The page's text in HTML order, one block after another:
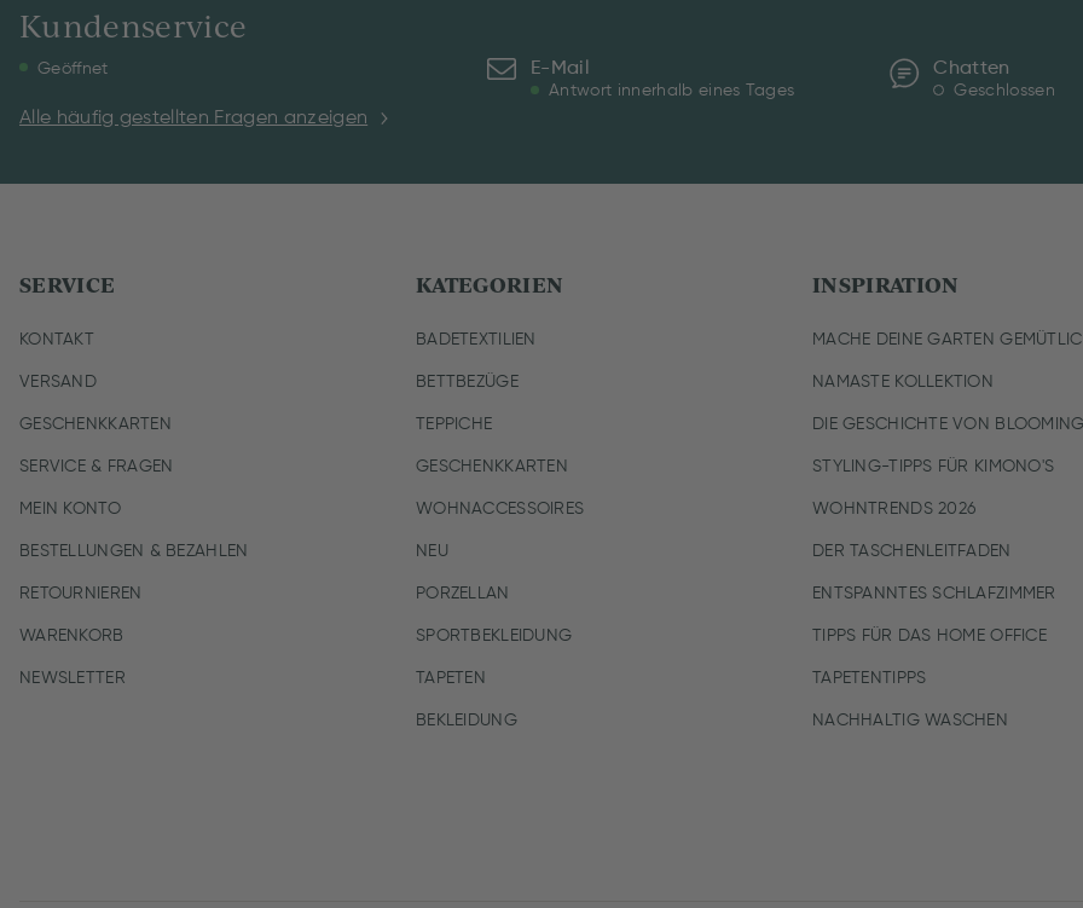
Kundenservice
Geöffnet
Alle häufig gestellten Fragen anzeigen
E-Mail
Antwort innerhalb eines Tages
Chatten
Geschlossen
SERVICE
KONTAKT
VERSAND
GESCHENKKARTEN
SERVICE & FRAGEN
MEIN KONTO
BESTELLUNGEN & BEZAHLEN
RETOURNIEREN
WARENKORB
NEWSLETTER
KATEGORIEN
BADETEXTILIEN
BETTBEZÜGE
TEPPICHE
GESCHENKKARTEN
WOHNACCESSOIRES
NEU
PORZELLAN
SPORTBEKLEIDUNG
TAPETEN
BEKLEIDUNG
INSPIRATION
MACHE DEINE GARTEN
NAMASTE KOLLEKTION
DIE GESCHICHTE VON
STYLING-TIPPS FÜR KIMONO'S
WOHNTRENDS 2026
DER TASCHENLEITFADEN
ENTSPANNTES SCHLAFZIMMER
TIPPS FÜR DAS HOME OFFICE
TAPETENTIPPS
NACHHALTIG WASCHEN